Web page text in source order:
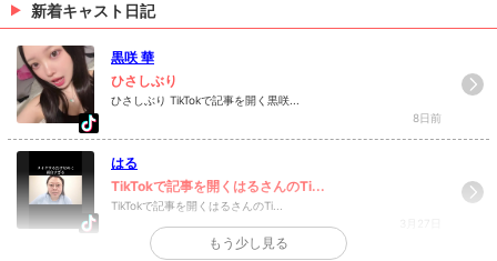
まひろさんのお写真更新しました(*´ω｀) まひろさんの
（06/10 17:00）
新着キャスト日記
黒咲 華
ひさしぶり
ひさしぶり TikTokで記事を開く黒咲...
8日前
はる
TikTokで記事を開くはるさんのTi...
TikTokで記事を開くはるさんのTi...
もう少し見る